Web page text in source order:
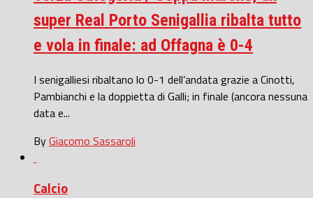
super Real Porto Senigallia ribalta tutto
e vola in finale: ad Offagna è 0-4
I senigalliesi ribaltano lo 0-1 dell’andata grazie a Cinotti,
Pambianchi e la doppietta di Galli; in finale (ancora nessuna
data e...
ByGiacomo Sassaroli
Calcio